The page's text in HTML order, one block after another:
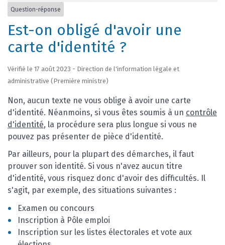
Question-réponse
Est-on obligé d'avoir une
carte d'identité ?
Vérifié le 17 août 2023 - Direction de l'information légale et
administrative (Première ministre)
Non, aucun texte ne vous oblige à avoir une carte
d'identité. Néanmoins, si vous êtes soumis à un contrôle
d'identité, la procédure sera plus longue si vous ne
pouvez pas présenter de pièce d'identité.
Par ailleurs, pour la plupart des démarches, il faut
prouver son identité. Si vous n'avez aucun titre
d'identité, vous risquez donc d'avoir des difficultés. Il
s'agit, par exemple, des situations suivantes :
Examen ou concours
Inscription à Pôle emploi
Inscription sur les listes électorales et vote aux